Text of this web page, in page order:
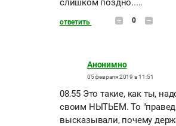
ответить 0
Анонимно
05 февраля 2019 в 11:51
08.55 Это такие, как ты,
своим НЫТЬЕМ. То
высказывали, почему